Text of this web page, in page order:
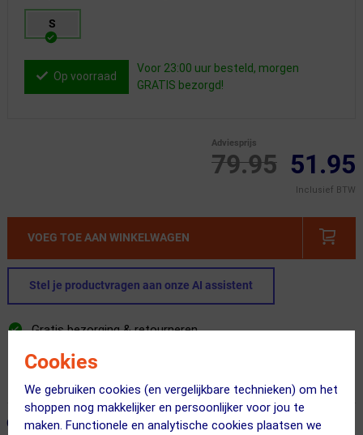
Cookies
We gebruiken cookies (en vergelijkbare technieken) om het
shoppen nog makkelijker en persoonlijker voor jou te
maken. Functionele en analytische cookies plaatsen we
S
Op voorraad
Voor 23:00 uur besteld, morgen
GRATIS bezorgd!
79.95
Adviesprijs
51.95
Inclusief BTW
VOEG TOE AAN WINKELWAGEN
Stel je productvragen aan onze AI assistent
Gratis bezorging & retourneren
Voor 23:00 uur besteld, morgen in huis
365 dagen retourrecht
← Terug naar productnavigatie
ONZE AANBEVOLEN COMBINATIE